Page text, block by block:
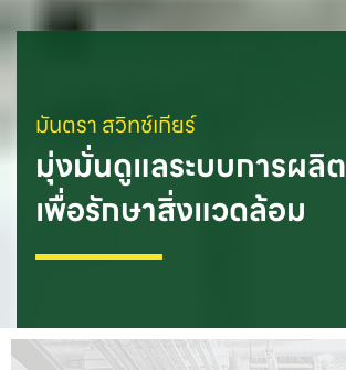
มันตรา สวิทช์เกียร์
มุ่งมั่นดูแลระบบการผลิต
เพื่อรักษาสิ่งแวดล้อม